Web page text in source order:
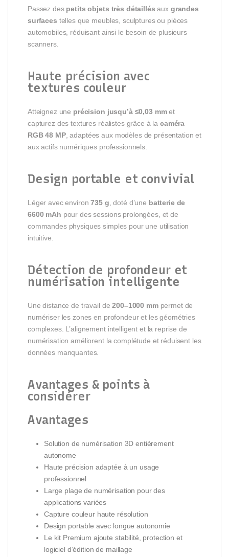
Passez des petits objets très détaillés aux grandes
surfaces telles que meubles, sculptures ou pièces
automobiles, réduisant ainsi le besoin de plusieurs
scanners.
Haute précision avec
textures couleur
Atteignez une précision jusqu’à ≤0,03 mmet
capturez des textures réalistes grâce à la caméra
RGB 48 MP, adaptées aux modèles de présentation et
aux actifs numériques professionnels.
Design portable et convivial
Léger avec environ735 g , doté d’une batterie de
6600 mAh pour des sessions prolongées, et de
commandes physiques simples pour une utilisation
intuitive.
Détection de profondeur et
numérisation intelligente
Une distance de travail de200–1000 mmpermet de
numériser les zones en profondeur et les géométries
complexes. L’alignement intelligent et la reprise de
numérisation améliorent la complétude et réduisent les
données manquantes.
Avantages & points à
considérer
Avantages
Solution de numérisation 3D entièrement
autonome
Haute précision adaptée à un usage
professionnel
Large plage de numérisation pour des
applications variées
Capture couleur haute résolution
Design portable avec longue autonomie
Le kit Premium ajoute stabilité, protection et
logiciel d’édition de maillage